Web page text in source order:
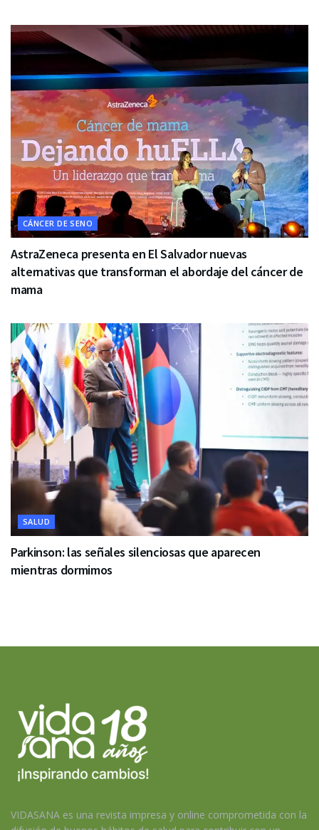
CÁNCER DE SENO
AstraZeneca presenta en El Salvador nuevas
alternativas que transforman el abordaje del cáncer de
mama
SALUD
Parkinson: las señales silenciosas que aparecen
mientras dormimos
VIDASANA es una revista impresa y online comprometida con la